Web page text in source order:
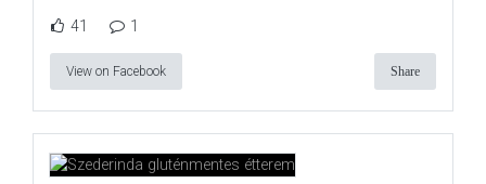
41 1
View on Facebook Share